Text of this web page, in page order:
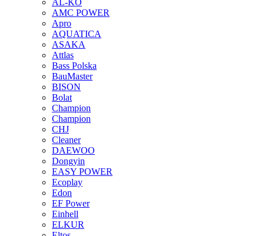
AL-KO
AMC POWER
Apro
AQUATICA
ASAKA
Attlas
Bass Polska
BauMaster
BISON
Bolat
Champion
Champion
CHJ
Cleaner
DAEWOO
Dongyin
EASY POWER
Ecoplay
Edon
EF Power
Einhell
ELKUR